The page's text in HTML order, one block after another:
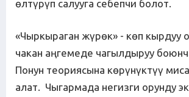
өлтүрүп салууга себепчи болот.
«Чыркыраган жүрөк» - көп кырдуу
чакан аңгемеде чагылдыруу
Понун теориясына көрүнүктүү
алат. Чыгармада негизги орунду